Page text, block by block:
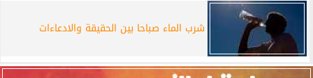
شرب الماء صباحا بين الحقيقة والادعاءات